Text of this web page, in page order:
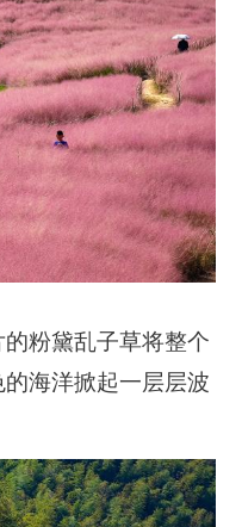
粉黛乱子草将整个
海洋掀起一层层波